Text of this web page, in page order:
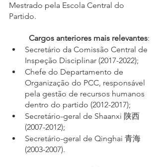
Mestrado pela Escola Central do
Partido.
Cargos anteriores mais relevantes:
Secretário da Comissão Central de
Inspeção Disciplinar (2017-2022);
Chefe do Departamento de
Organização do PCC, responsável
pela gestão de recursos humanos
dentro do partido (2012-2017);
Secretário-geral de Shaanxi 陕西
(2007-2012);
Secretário-geral de Qinghai 青海
(2003-2007).